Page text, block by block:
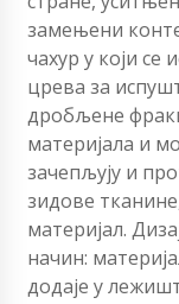
замењени
чахур у који се
црева за
дробљене
материјала и
зачепљују и
зидове
материјал.
начин:
додаје у